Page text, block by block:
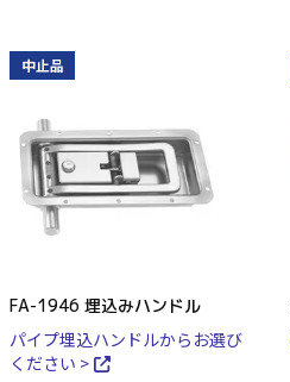
中止品
FA-1946 埋込みハンドル
パイプ埋込ハンドルからお選び
ください >